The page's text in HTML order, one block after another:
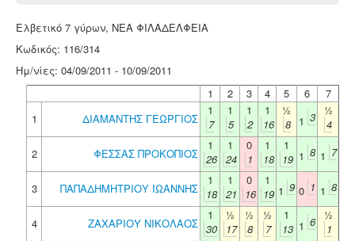
Ελβετικό 7 γύρων, ΝΕΑ ΦΙΛΑΔΕΛΦΕΙΑ
Κωδικός: 116/314
Ημ/νίες: 04/09/2011 - 10/09/2011
1
2 3 4 5 6
7
1
ΔΙΑΜΑΝΤΗΣ ΓΕΩΡΓΙΟΣ
1
7
1
5
1
2
1
16
½
8
1 3
½
4
2
ΦΕΣΣΑΣ ΠΡΟΚΟΠΙΟΣ
1
26
1
24
0
1
1
18
1
19 1 8 1 7
3 ΠΑΠΑΔΗΜΗΤΡΙΟΥ ΙΩΑΝΝΗΣ
1
18
1
21
0
16
1
19 1 9 0 1 1 8
4 ΖΑΧΑΡΙΟΥ ΝΙΚΟΛΑΟΣ
1
30
½
17
½
8
½
7
1
13 1 6
½
1